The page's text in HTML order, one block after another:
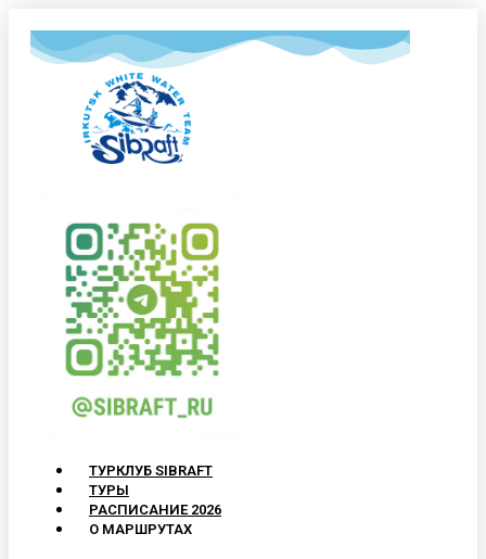
ТУРКЛУБ SIBRAFT
ТУРЫ
РАСПИСАНИЕ 2026
О МАРШРУТАХ